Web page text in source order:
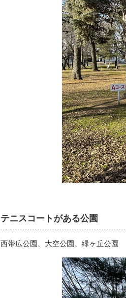
テニスコートがある公園
西帯広公園、大空公園、緑ヶ丘公園